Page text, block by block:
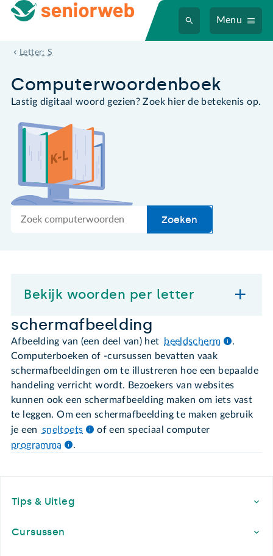
Menu
Letter: S
schermafbeelding
Computer­woordenboek
Lastig digitaal woord gezien? Zoek hier de betekenis op.
Zoek
Zoeken
Bekijk woorden per letter
schermafbeelding
Afbeelding van (een deel van) het beeldscherm
.
Computerboeken of -cursussen bevatten vaak
schermafbeeldingen om te illustreren hoe een bepaalde
handeling verricht wordt. Bezoekers van websites
kunnen ook een schermafbeelding maken om iets vast
te leggen. Om een schermafbeelding te maken gebruik
je een sneltoets
of een speciaal computer
programma
.
Tips & Uitleg
Cursussen